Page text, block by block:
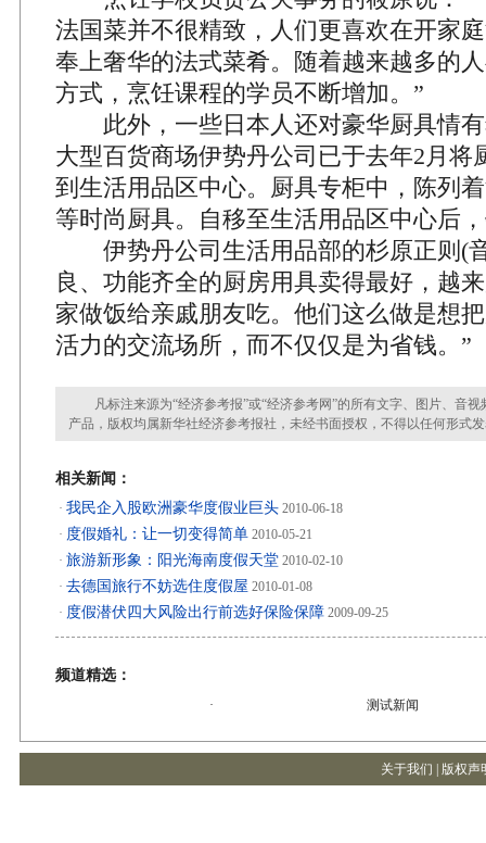
法国菜并不很精致，人们更喜欢在开家
奉上奢华的法式菜肴。随着越来越多的
方式，烹饪课程的学员不断增加。”
此外，一些日本人还对豪华厨具情有
大型百货商场伊势丹公司已于去年2月将
到生活用品区中心。厨具专柜中，陈列
等时尚厨具。自移至生活用品区中心后
伊势丹公司生活用品部的杉原正则(
良、功能齐全的厨房用具卖得最好，越
家做饭给亲戚朋友吃。他们这么做是想
活力的交流场所，而不仅仅是为省钱。”
凡标注来源为“经济参考报”或“经济参考网”的所有文字、图片、音视
产品，版权均属新华社经济参考报社，未经书面授权，不得以任何形式
相关新闻：
· 我民企入股欧洲豪华度假业巨头 2010-06-18
· 度假婚礼：让一切变得简单 2010-05-21
· 旅游新形象：阳光海南度假天堂 2010-02-10
· 去德国旅行不妨选住度假屋 2010-01-08
· 度假潜伏四大风险出行前选好保险保障 2009-09-25
频道精选：
· 测试新闻